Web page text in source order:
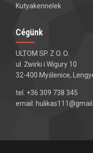
Kutyakennelek
Cégünk
ULTOM SP. Z O. O.
ul. Żwirki i Wigury 10
32-400 Myślenice,
tel. +36 309 738 345
email: